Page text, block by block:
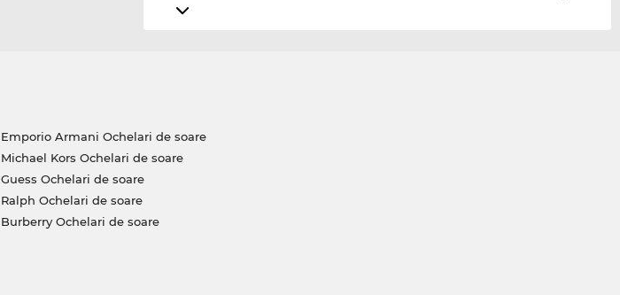
Emporio Armani Ochelari de soare
Michael Kors Ochelari de soare
Guess Ochelari de soare
Ralph Ochelari de soare
Burberry Ochelari de soare